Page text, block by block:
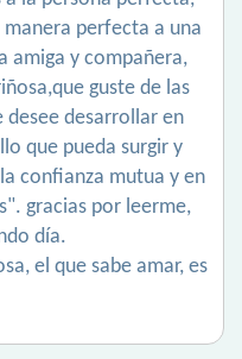
perfecta a una
amiga y compañera,
guste de las
desee desarrollar en
que pueda surgir y
confianza mutua y en
gracias por leerme,
día.
el que sabe amar, es